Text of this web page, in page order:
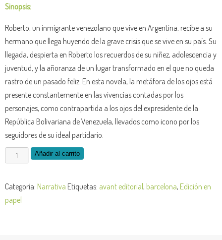
Sinopsis:
Roberto, un inmigrante venezolano que vive en Argentina, recibe a su
hermano que llega huyendo de la grave crisis que se vive en su país. Su
llegada, despierta en Roberto los recuerdos de su niñez, adolescencia y
juventud, y la añoranza de un lugar transformado en el que no queda
rastro de un pasado feliz. En esta novela, la metáfora de los ojos está
presente constantemente en las vivencias contadas por los
personajes, como contrapartida a los ojos del expresidente de la
República Bolivariana de Venezuela, llevados como icono por los
seguidores de su ideal partidario.
exilio
Añadir al carrito
Categoría: Narrativa Etiquetas: avant editorial, barcelona, Edición en
papel